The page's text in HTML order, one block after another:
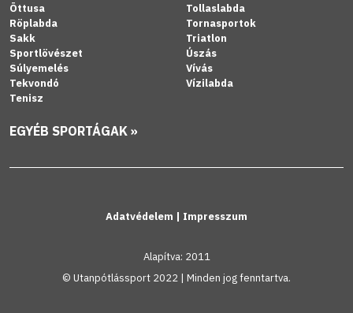
Öttusa
Röplabda
Sakk
Sportlövészet
Súlyemelés
Tekvondó
Tenisz
Tollaslabda
Tornasportok
Triatlon
Úszás
Vívás
Vízilabda
EGYÉB SPORTÁGAK »
Adatvédelem | Impresszum
Alapítva: 2011
© Utanpótlássport 2022 | Minden jog fenntartva.